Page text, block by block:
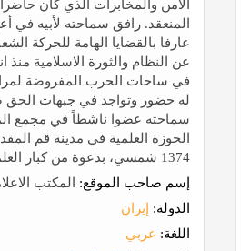
الأمن والمخابرات الذي كان
المنعقد. رافق سماحته لأبيه في
عارفا بالقضايا الهامة للحركة
عن النظام والثورة الاسلامية منذ
في ساحات الحرب المفروضة
له حضور وتواجد في جبهات
سماحته عضوا ناشطاً في مجمع
الحوزة العلمية في مدينة قم
1374 شمسي، بدعوة من كبار العلماء والفضلاء.
إسم صاحب الموقع: المكتب
الدولة:
إيران
اللغة: عربي